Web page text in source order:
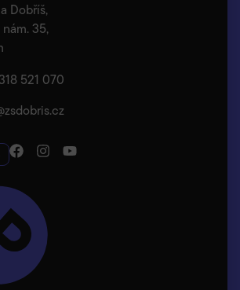
Dobříš,
35,
521 070